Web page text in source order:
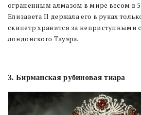
ограненным алмазом в мире весом в
Елизавета II держала его в руках
скипетр хранится за неприступными
лондонского Тауэра.
3. Бирманская рубиновая тиара